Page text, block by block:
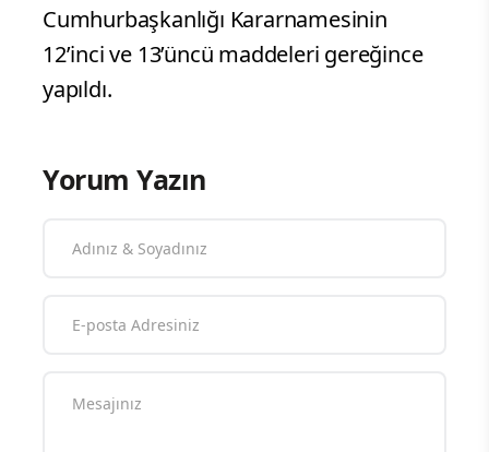
Cumhurbaşkanlığı Kararnamesinin
12’inci ve 13’üncü maddeleri gereğince
yapıldı.
Yorum Yazın